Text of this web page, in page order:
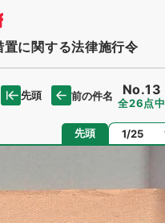
に関する法律施行令
先頭 前の件名 No.13
全26点中
先頭 ページ